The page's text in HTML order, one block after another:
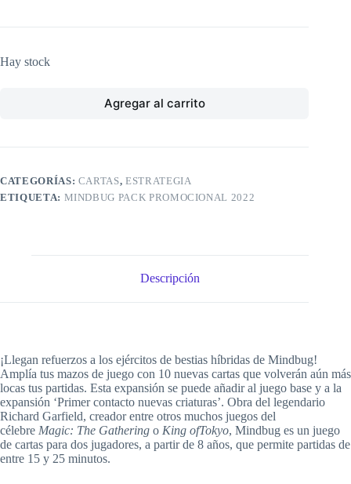
Hay stock
Agregar al carrito
CATEGORÍAS: CARTAS,ESTRATEGIA
ETIQUETA: MINDBUG PACK PROMOCIONAL 2022
Descripción
¡Llegan refuerzos a los ejércitos de bestias híbridas de Mindbug!
Amplía tus mazos de juego con 10 nuevas cartas que volverán aún más
locas tus partidas. Esta expansión se puede añadir al juego base y a la
expansión ‘Primer contacto nuevas criaturas’. Obra del legendario
Richard Garfield, creador entre otros muchos juegos del
célebre Magic: The Gathering o King ofTokyo, Mindbug es un juego
de cartas para dos jugadores, a partir de 8 años, que permite partidas de
entre 15 y 25 minutos.